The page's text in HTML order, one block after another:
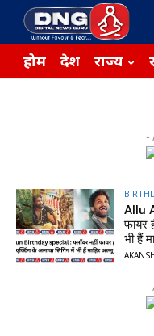
होम देश राज्य
-
Allu
फायर
भी हैं
-